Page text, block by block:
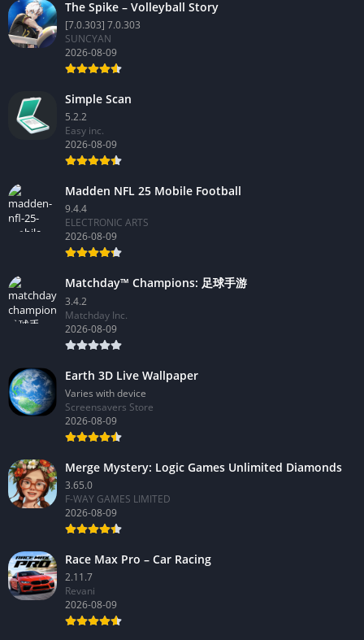
The Spike – Volleyball Story
[7.0.303] 7.0.303
SUNCYAN
2026-08-09
Simple Scan
5.2.2
Easy inc.
2026-08-09
Madden NFL 25 Mobile Football
9.4.4
ELECTRONIC ARTS
2026-08-09
Matchday™ Champions: 足球手游
3.4.2
Matchday Inc.
2026-08-09
Earth 3D Live Wallpaper
Varies with device
Screensavers Store
2026-08-09
Merge Mystery: Logic Games Unlimited Diamonds
3.65.0
F-WAY GAMES LIMITED
2026-08-09
Race Max Pro – Car Racing
2.11.7
Revani
2026-08-09